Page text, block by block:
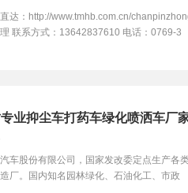
：http://www.tmhb.com.cn/
联系方式：13642837610 电话：0769-3
业抑尘车打药车绿化喷洒车厂
车股份有限公司，国家发改委定点生产各
厂。国内知名园林绿化、石油化工、市政